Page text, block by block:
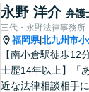
永野 洋介 弁護
三代・永野法律事務所
福岡県|北九州市
【南小倉駅徒歩12
士歴14年以上】「
近な法律相談相手に